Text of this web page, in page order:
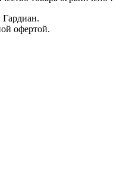
Гардиан.
офертой.